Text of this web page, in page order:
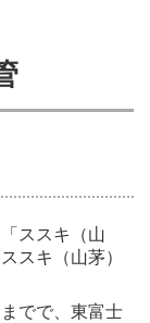
ススキ（山
スキ（山茅）
でで、東富士